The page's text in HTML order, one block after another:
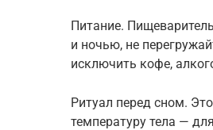
Питание.
и ночью, не
исключить кофе,
Ритуал перед сном.
температуру тела —